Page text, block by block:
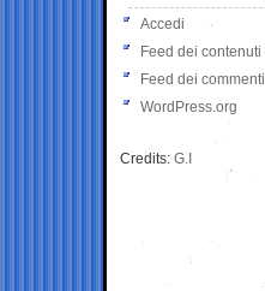
Accedi
Feed dei contenuti
Feed dei commenti
WordPress.org
Credits: G.I